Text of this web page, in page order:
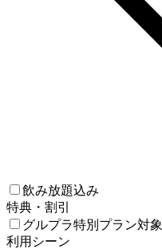
飲み放題込み
特典・割引
グルプラ特別プラン対象
利用シーン